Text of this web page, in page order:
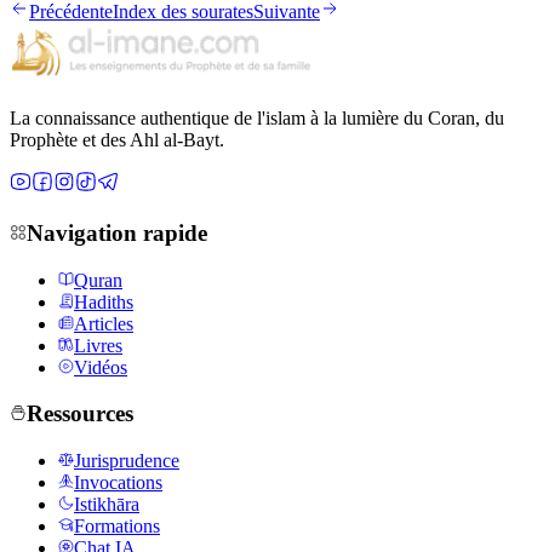
PrécédenteIndex des souratesSuivante
La connaissance authentique de l'islam à la lumière du Coran, du
Prophète et des Ahl al-Bayt.
Navigation rapide
Quran
Hadiths
Articles
Livres
Vidéos
Ressources
Jurisprudence
Invocations
Istikhāra
Formations
Chat IA